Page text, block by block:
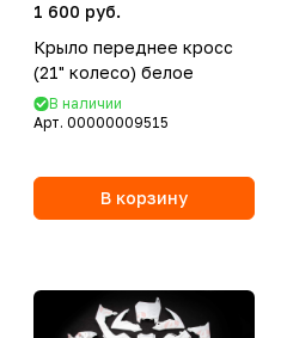
1 600 руб.
Крыло переднее кросс
(21" колесо) белое
В наличии
Арт. 00000009515
В корзину